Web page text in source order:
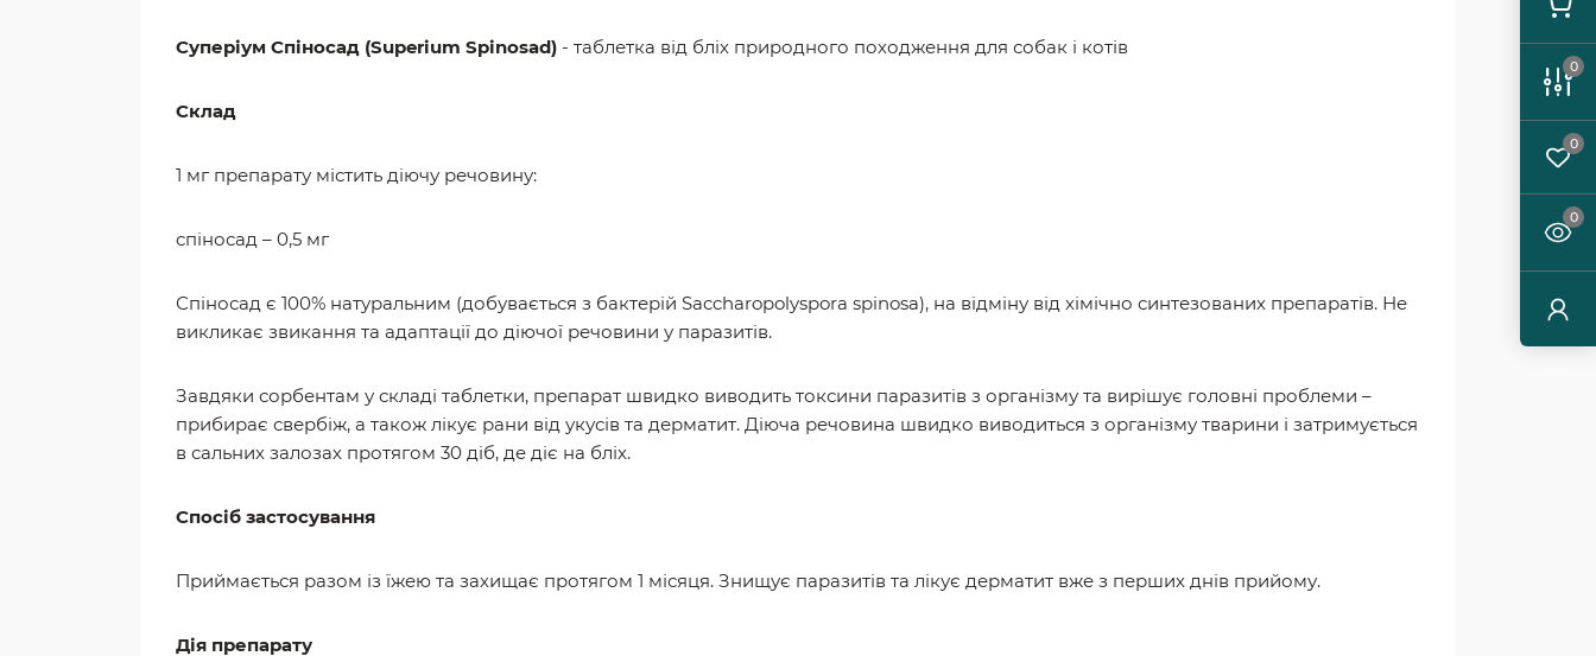
0
0
0
Суперіум Спіносад (Superium Spinosad) - таблетка від бліх природного походження для собак і котів
Склад
1 мг препарату містить діючу речовину:
спіносад – 0,5 мг
Спіносад є 100% натуральним (добувається з бактерій Saccharopolyspora spinosa), на відміну від хімічно синтезованих препаратів. Не
викликає звикання та адаптації до діючої речовини у паразитів.
Завдяки сорбентам у складі таблетки, препарат швидко виводить токсини паразитів з організму та вирішує головні проблеми –
прибирає свербіж, а також лікує рани від укусів та дерматит. Діюча речовина швидко виводиться з організму тварини і затримується
в сальних залозах протягом 30 діб, де діє на бліх.
Спосіб застосування
Приймається разом із їжею та захищає протягом 1 місяця. Знищує паразитів та лікує дерматит вже з перших днів прийому.
Дія препарату